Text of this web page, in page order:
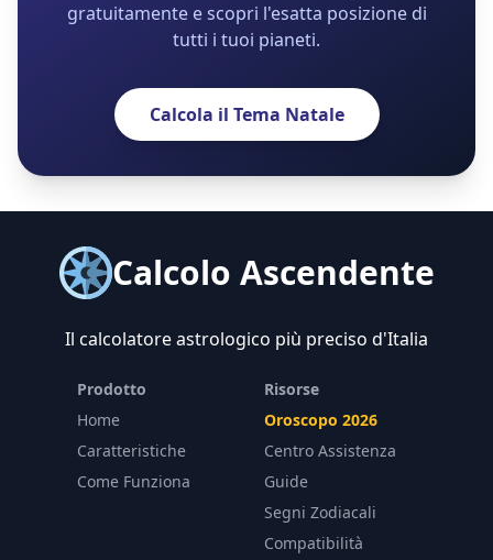
gratuitamente e scopri l'esatta posizione di
tutti i tuoi pianeti.
Calcola il Tema Natale
Calcolo Ascendente
Il calcolatore astrologico più preciso d'Italia
Prodotto
Home
Caratteristiche
Come Funziona
Risorse
Oroscopo 2026
Centro Assistenza
Guide
Segni Zodiacali
Compatibilità